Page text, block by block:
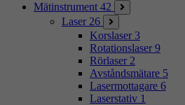
Mätinstrument 42
Laser 26
Korslaser 3
Rotationslaser 9
Rörlaser 2
Avståndsmätare 5
Lasermottagare 6
Laserstativ 1